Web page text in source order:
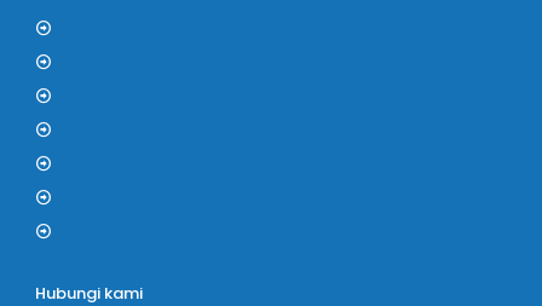
Hubungi kami